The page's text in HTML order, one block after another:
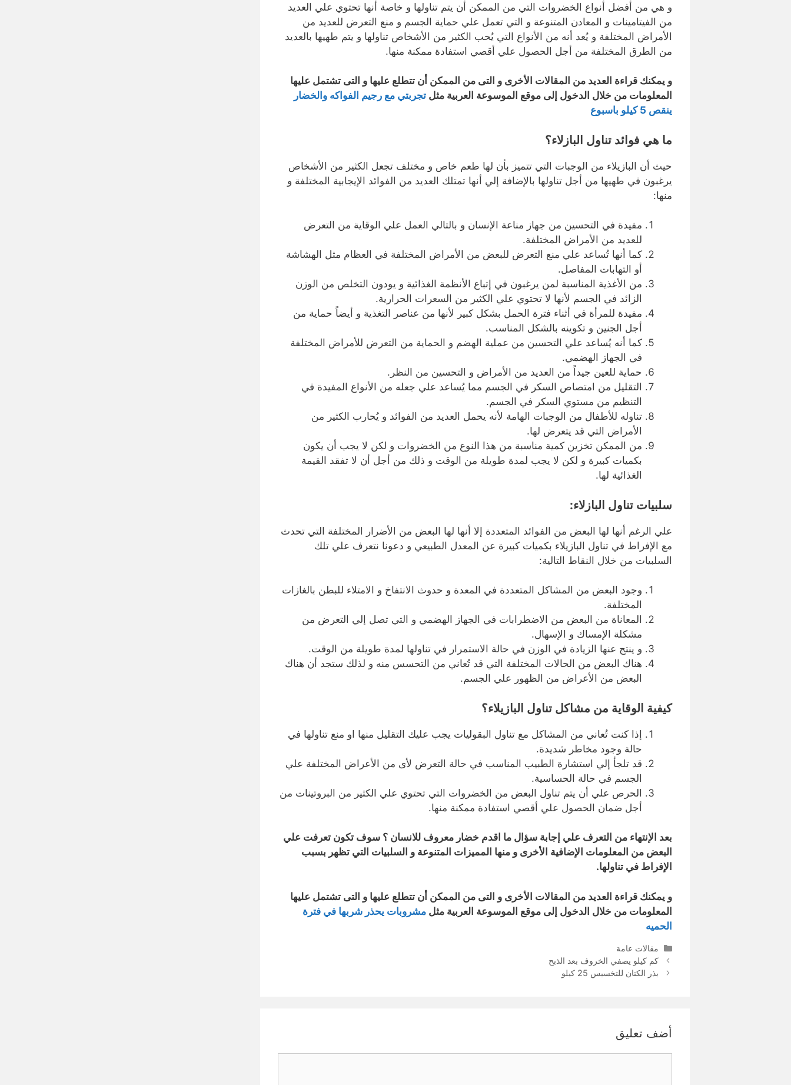
و هي من أفضل أنواع الخضروات التي من الممكن أن يتم تناولها و خاصة أنها تحتوي علي العديد
من الفيتامينات و المعادن المتنوعة و التي تعمل علي حماية الجسم و منع التعرض للعديد من
الأمراض المختلفة و يُعد أنه من الأنواع التي يُحب الكثير من الأشخاص تناولها و يتم طهيها بالعديد
من الطرق المختلفة من أجل الحصول علي أقصي استفادة ممكنة منها.
و يمكنك قراءة العديد من المقالات الأخرى و التى من الممكن أن تتطلع عليها و التى تشتمل عليها
المعلومات من خلال الدخول إلى موقع الموسوعة العربية مثل تجربتي مع رجيم الفواكه والخضار
ينقص 5 كيلو باسبوع
ما هي فوائد تناول البازلاء؟
حيث أن البازيلاء من الوجبات التي تتميز بأن لها طعم خاص و مختلف تجعل الكثير من الأشخاص
يرغبون في طهيها من أجل تناولها بالإضافة إلي أنها تمتلك العديد من الفوائد الإيجابية المختلفة و
منها:
مفيدة في التحسين من جهاز مناعة الإنسان و بالتالي العمل علي الوقاية من التعرض
للعديد من الأمراض المختلفة.
كما أنها تُساعد علي منع التعرض للبعض من الأمراض المختلفة في العظام مثل الهشاشة
أو التهابات المفاصل.
من الأغذية المناسبة لمن يرغبون في إتباع الأنظمة الغذائية و يودون التخلص من الوزن
الزائد في الجسم لأنها لا تحتوي علي الكثير من السعرات الحرارية.
مفيدة للمرأة في أثناء فترة الحمل بشكل كبير لأنها من عناصر التغذية و أيضاً حماية من
أجل الجنين و تكوينه بالشكل المناسب.
كما أنه يُساعد علي التحسين من عملية الهضم و الحماية من التعرض للأمراض المختلفة
في الجهاز الهضمي.
حماية للعين جيداً من العديد من الأمراض و التحسين من النظر.
التقليل من امتصاص السكر في الجسم مما يُساعد علي جعله من الأنواع المفيدة في
التنظيم من مستوي السكر في الجسم.
تناوله للأطفال من الوجبات الهامة لأنه يحمل العديد من الفوائد و يُحارب الكثير من
الأمراض التي قد يتعرض لها.
من الممكن تخزين كمية مناسبة من هذا النوع من الخضروات و لكن لا يجب أن يكون
بكميات كبيرة و لكن لا يجب لمدة طويلة من الوقت و ذلك من أجل أن لا تفقد القيمة
الغذائية لها.
سلبيات تناول البازلاء:
علي الرغم أنها لها البعض من الفوائد المتعددة إلا أنها لها البعض من الأضرار المختلفة التي تحدث
مع الإفراط في تناول البازيلاء بكميات كبيرة عن المعدل الطبيعي و دعونا نتعرف علي تلك
السلبيات من خلال النقاط التالية:
وجود البعض من المشاكل المتعددة في المعدة و حدوث الانتفاخ و الامتلاء للبطن بالغازات
المختلفة.
المعاناة من البعض من الاضطرابات في الجهاز الهضمي و التي تصل إلي التعرض من
مشكلة الإمساك و الإسهال.
و ينتج عنها الزيادة في الوزن في حالة الاستمرار في تناولها لمدة طويلة من الوقت.
هناك البعض من الحالات المختلفة التي قد تُعاني من التحسس منه و لذلك ستجد أن هناك
البعض من الأعراض من الظهور علي الجسم.
كيفية الوقاية من مشاكل تناول البازيلاء؟
إذا كنت تُعاني من المشاكل مع تناول البقوليات يجب عليك التقليل منها او منع تناولها في
حالة وجود مخاطر شديدة.
قد تلجأ إلي استشارة الطبيب المناسب في حالة التعرض لأى من الأعراض المختلفة علي
الجسم في حالة الحساسية.
الحرص علي أن يتم تناول البعض من الخضروات التي تحتوي علي الكثير من البروتينات من
أجل ضمان الحصول علي أقصي استفادة ممكنة منها.
بعد الإنتهاء من التعرف علي إجابة سؤال ما اقدم خضار معروف للانسان ؟ سوف تكون تعرفت علي
البعض من المعلومات الإضافية الأخرى و منها المميزات المتنوعة و السلبيات التي تظهر بسبب
الإفراط في تناولها.
و يمكنك قراءة العديد من المقالات الأخرى و التى من الممكن أن تتطلع عليها و التى تشتمل عليها
المعلومات من خلال الدخول إلى موقع الموسوعة العربية مثل مشروبات يحذر شربها في فترة
الحميه
التصنيفات
مقالات عامة
كم كيلو يصفي الخروف بعد الذبح
بذر الكتان للتخسيس 25 كيلو
أضف تعليق